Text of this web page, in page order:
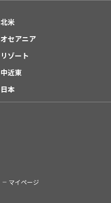
北米
オセアニア
リゾート
中近東
日本
マイページ